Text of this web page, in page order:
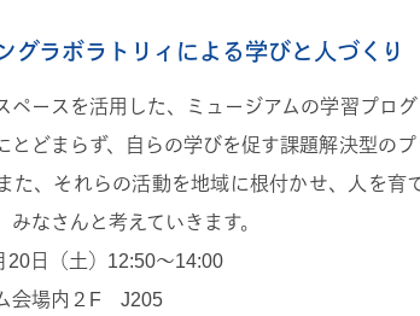
ラボラトリィによる学びと人づくり
ペースを活用した、ミュージアムの学習プロ
とどまらず、自らの学びを促す課題解決型の
た、それらの活動を地域に根付かせ、人を
なさんと考えていきます。
日（土）12:50〜14:00
会場内２F J205